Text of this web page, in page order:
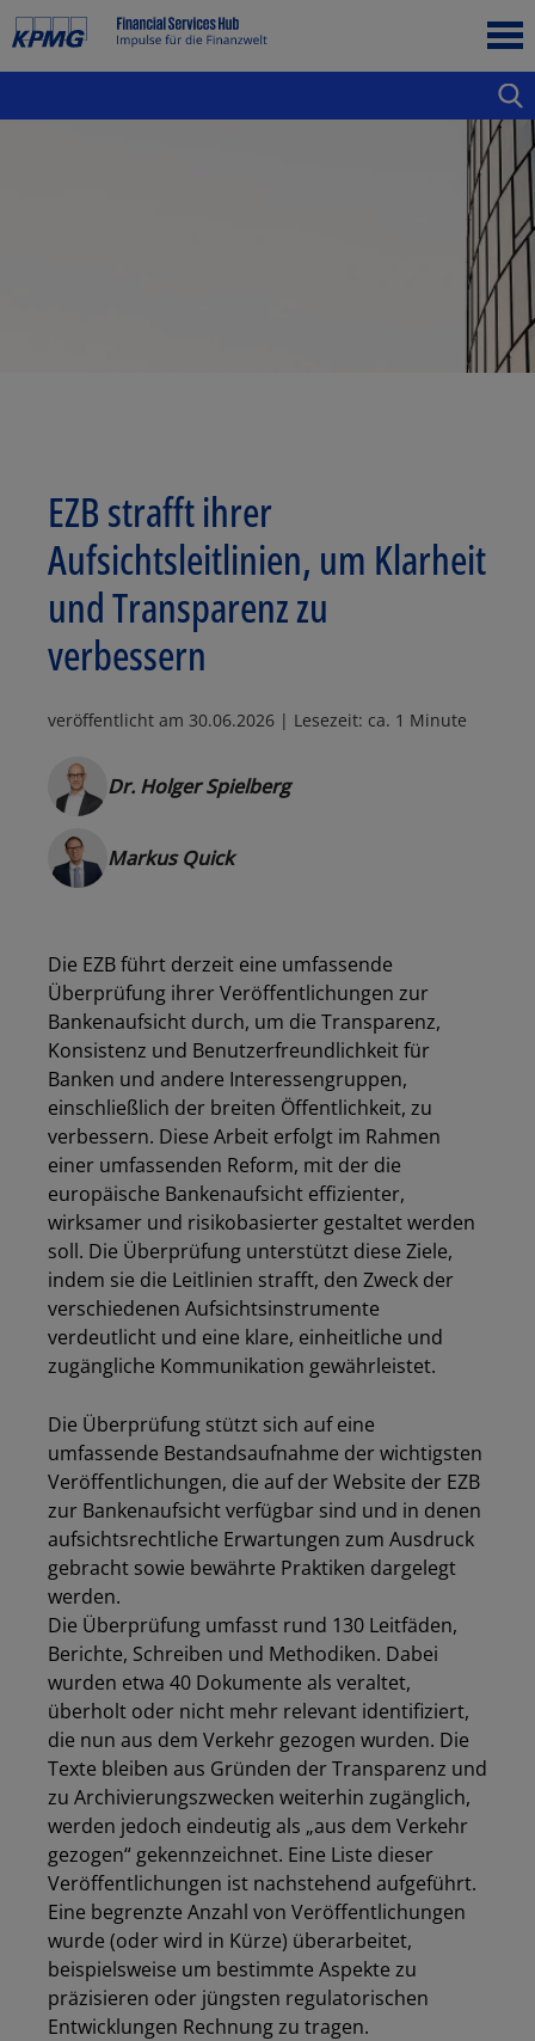
EZB strafft ihrer
Aufsichtsleitlinien, um Klarheit
und Transparenz zu
verbessern
veröffentlicht am 30.06.2026 | Lesezeit: ca. 1 Minute
Dr. Holger Spielberg
Markus Quick
Die EZB führt derzeit eine umfassende
Überprüfung ihrer Veröffentlichungen zur
Bankenaufsicht durch, um die Transparenz,
Konsistenz und Benutzerfreundlichkeit für
Banken und andere Interessengruppen,
einschließlich der breiten Öffentlichkeit, zu
verbessern. Diese Arbeit erfolgt im Rahmen
einer umfassenden Reform, mit der die
europäische Bankenaufsicht effizienter,
wirksamer und risikobasierter gestaltet werden
soll. Die Überprüfung unterstützt diese Ziele,
indem sie die Leitlinien strafft, den Zweck der
verschiedenen Aufsichtsinstrumente
verdeutlicht und eine klare, einheitliche und
zugängliche Kommunikation gewährleistet.
Die Überprüfung stützt sich auf eine
umfassende Bestandsaufnahme der wichtigsten
Veröffentlichungen, die auf der Website der EZB
zur Bankenaufsicht verfügbar sind und in denen
aufsichtsrechtliche Erwartungen zum Ausdruck
gebracht sowie bewährte Praktiken dargelegt
werden.
Die Überprüfung umfasst rund 130 Leitfäden,
Berichte, Schreiben und Methodiken. Dabei
wurden etwa 40 Dokumente als veraltet,
überholt oder nicht mehr relevant identifiziert,
die nun aus dem Verkehr gezogen wurden. Die
Texte bleiben aus Gründen der Transparenz und
zu Archivierungszwecken weiterhin zugänglich,
werden jedoch eindeutig als „aus dem Verkehr
gezogen“ gekennzeichnet. Eine Liste dieser
Veröffentlichungen ist nachstehend aufgeführt.
Eine begrenzte Anzahl von Veröffentlichungen
wurde (oder wird in Kürze) überarbeitet,
beispielsweise um bestimmte Aspekte zu
präzisieren oder jüngsten regulatorischen
Entwicklungen Rechnung zu tragen.